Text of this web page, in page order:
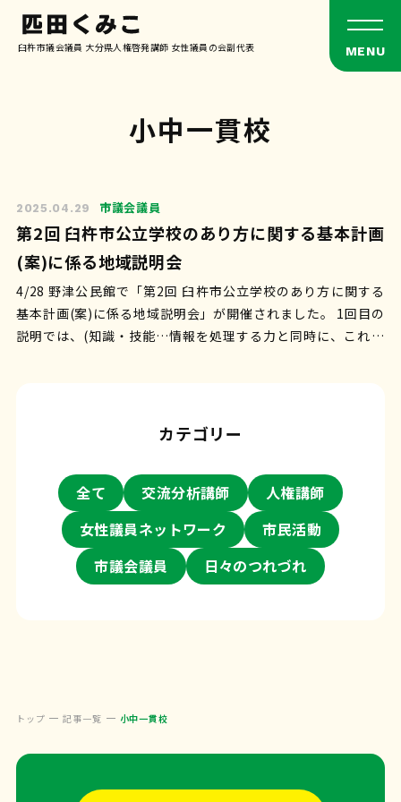
臼杵市議会議員 大分県人権啓発講師 女性議員の会副代表
小中一貫校
2025.04.29 市議会議員
第2回 臼杵市公立学校のあり方に関する基本計画
(案)に係る地域説明会
4/28 野津公民館で「第2回 臼杵市公立学校のあり方に関する
基本計画(案)に係る地域説明会」が開催されました。 1回目の
説明では、(知識・技能…情報を処理する力と同時に、これか
カテゴリー
全て 交流分析講師
人権講師
女性議員ネットワーク
市民活動
市議会議員
日々のつれづれ
トップ 記事一覧 小中一貫校